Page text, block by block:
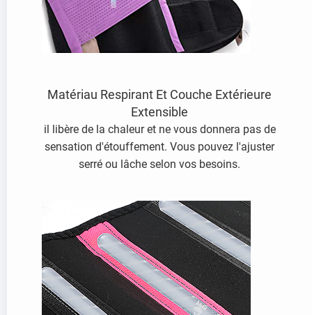
Matériau Respirant Et Couche Extérieure
Extensible
il libère de la chaleur et ne vous donnera pas de
sensation d'étouffement. Vous pouvez l'ajuster
serré ou lâche selon vos besoins.